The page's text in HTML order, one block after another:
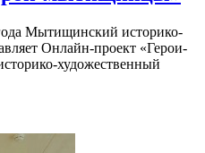
Мытищинский историко-
Онлайн-проект «Герои-
художественный